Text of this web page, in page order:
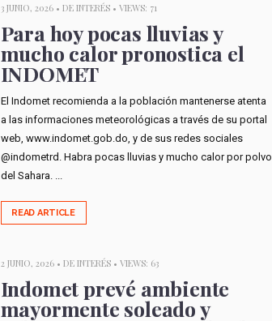
3 JUNIO, 2026 • DE INTERÉS• VIEWS: 71
Para hoy pocas lluvias y
mucho calor pronostica el
INDOMET
El Indomet recomienda a la población mantenerse atenta
a las informaciones meteorológicas a través de su portal
web, www.indomet.gob.do, y de sus redes sociales
@indometrd. Habra pocas lluvias y mucho calor por polvo
del Sahara. ...
READ ARTICLE
2 JUNIO, 2026 • DE INTERÉS• VIEWS: 63
Indomet prevé ambiente
mayormente soleado y